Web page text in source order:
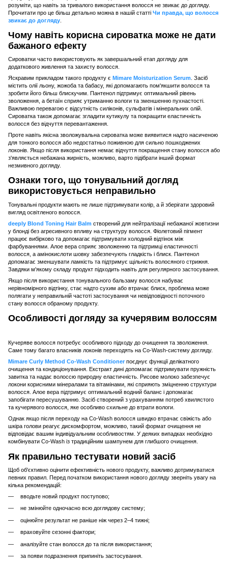
розуміти, що навіть за тривалого використання волосся не звикає до догляду.
Прочитати про це більш детально можна в нашій статті Чи правда, що волосся
звикає до догляду
Чому навіть корисна сироватка може не дати
бажаного ефекту
Сироватки часто використовують як завершальний етап догляду для
додаткового живлення та захисту волосся.
Яскравим прикладом такого продукту є Mimare Moisturization Serum . Засіб
містить олії льону, жожоба та бабасу, які допомагають пом'якшити волосся та
зробити його більш блискучим. Пантенол підтримує оптимальний рівень
зволоження, а бетаїн сприяє утриманню вологи та зменшенню пухнастості.
Важливою перевагою є відсутність силіконів, сульфатів і мінеральних олій.
Сироватка також допомагає згладити кутикулу та покращити еластичність
волосся без відчуття перевантаження.
Проте навіть якісна зволожувальна сироватка може виявитися надто насиченою
для тонкого волосся або недостатньо поживною для сильно пошкоджених
локонів. Якщо після використання немає відчуття покращення стану волосся або
з'являється небажана жирність, можливо, варто підібрати інший формат
незмивного догляду.
Ознаки того, що тонувальний догляд
використовується неправильно
Тонувальні продукти мають не лише підтримувати колір, а й зберігати здоровий
вигляд освітленого волосся.
deeply Blond Toning Hair Balm створений для нейтралізації небажаної жовтизни
у блонді без агресивного впливу на структуру волосся. Фіолетовий пігмент
працює вибірково та допомагає підтримувати холодний відтінок між
фарбуваннями. Алое вера сприяє зволоженню та підтримці еластичності
волосся, а амінокислоти шовку забезпечують гладкість і блиск. Пантенол
допомагає зменшувати ламкість та підтримує щільність волосяного стрижня.
Завдяки м'якому складу продукт підходить навіть для регулярного застосування.
Якщо після використання тонувального бальзаму волосся набуває
нерівномірного відтінку, стає надто сухим або втрачає блиск, проблема може
полягати у неправильній частоті застосування чи невідповідності поточного
стану волосся обраному продукту.
Особливості догляду за кучерявим волоссям
Кучеряве волосся потребує особливого підходу до очищення та зволоження.
Саме тому багато власників локонів переходять на Co-Wash-систему догляду.
Mimare Curly Method Co-Wash Conditioner поєднує функції делікатного
очищення та кондиціонування. Екстракт дині допомагає підтримувати пружність
завитка та надає волоссю природну еластичність. Рисове молоко забезпечує
локони корисними мінералами та вітамінами, які сприяють зміцненню структури
волосся. Алое вера підтримує оптимальний водний баланс і допомагає
запобігати пересушуванню. Засіб створений з урахуванням потреб хвилястого
та кучерявого волосся, яке особливо схильне до втрати вологи.
Однак якщо після переходу на Co-Wash волосся швидко втрачає свіжість або
шкіра голови реагує дискомфортом, можливо, такий формат очищення не
відповідає вашим індивідуальним особливостям. У деяких випадках необхідно
комбінувати Co-Wash із традиційним шампунем для глибшого очищення.
Як правильно тестувати новий засіб
Щоб об'єктивно оцінити ефективність нового продукту, важливо дотримуватися
певних правил. Перед початком використання нового догляду зверніть увагу на
кілька рекомендацій:
вводьте новий продукт поступово;
не змінюйте одночасно всю доглядову систему;
оцінюйте результат не раніше ніж через 2–4 тижні;
враховуйте сезонні фактори;
аналізуйте стан волосся до та після використання;
за появи подразнення припиніть застосування.